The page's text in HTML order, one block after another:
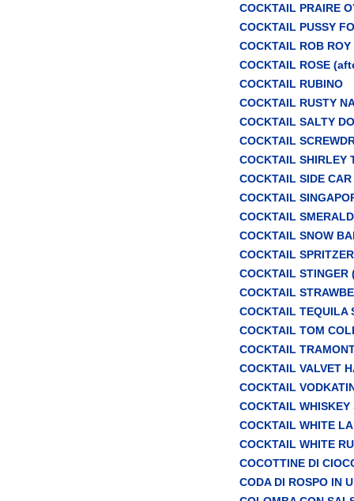
COCKTAIL PRAIRE
COCKTAIL PUSSY
COCKTAIL ROB
COCKTAIL ROSE
COCKTAIL RUBINO
COCKTAIL RUSTY
COCKTAIL SALTY
COCKTAIL
COCKTAIL
COCKTAIL SIDE
COCKTAIL
COCKTAIL
COCKTAIL SNOW
COCKTAIL
COCKTAIL
COCKTAIL
COCKTAIL
COCKTAIL TOM
COCKTAIL
COCKTAIL VALVET
COCKTAIL
COCKTAIL
COCKTAIL WHITE
COCKTAIL WHITE
COCOTTINE DI
CODA DI ROSPO IN